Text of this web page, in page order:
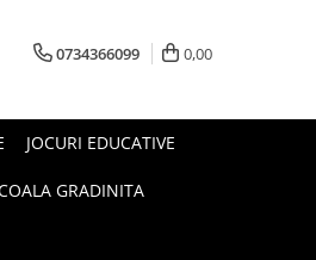
0734366099 0,00
JOCURI EDUCATIVE
GRADINITA